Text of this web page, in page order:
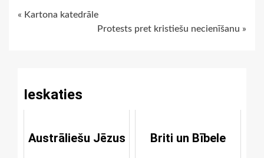
Continue
« Kartona katedrāle
Protests pret kristiešu necienīšanu »
Ieskaties
Austrāliešu Jēzus Briti un Bībele